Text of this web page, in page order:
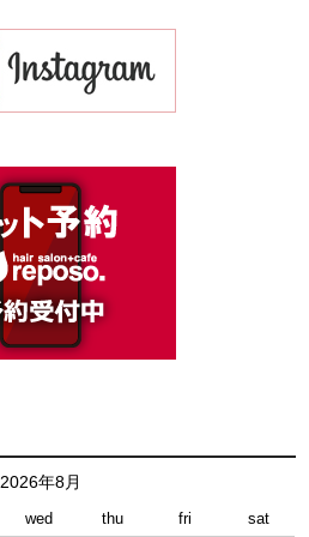
2026年8月
wed thu fri sat